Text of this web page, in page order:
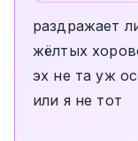
раздражает
жёлтых
эх не та уж
или я не тот